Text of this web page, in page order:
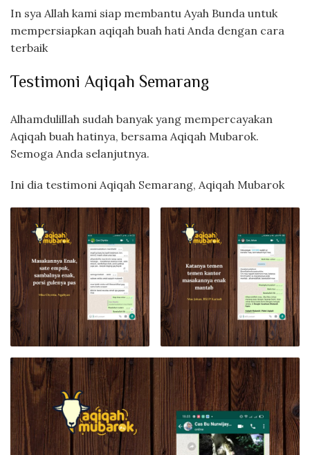
In sya Allah kami siap membantu Ayah Bunda untuk
mempersiapkan aqiqah buah hati Anda dengan cara
terbaik
Testimoni Aqiqah Semarang
Alhamdulillah sudah banyak yang mempercayakan
Aqiqah buah hatinya, bersama Aqiqah Mubarok.
Semoga Anda selanjutnya.
Ini dia testimoni Aqiqah Semarang, Aqiqah Mubarok